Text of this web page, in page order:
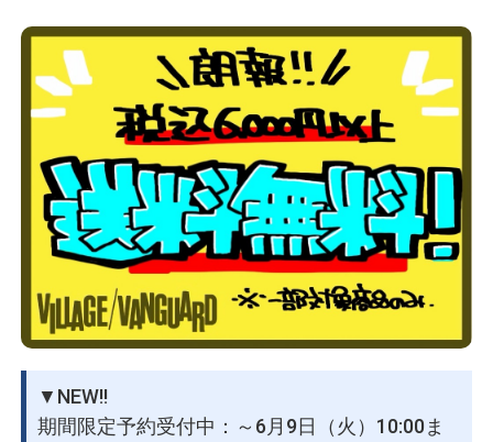
▼NEW!!
期間限定予約受付中：～6月9日（火）10:00ま